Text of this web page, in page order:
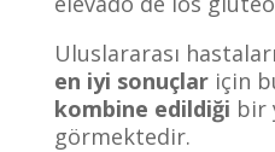
Uluslararası
en iyi sonuçlariçin
kombine edildiği bir
görmektedir.